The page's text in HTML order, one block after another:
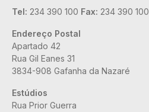
Tel: 234 390 100 Fax: 234 390 100
Endereço Postal
Apartado 42
Rua Gil Eanes 31
3834-908 Gafanha da Nazaré
Estúdios
Rua Prior Guerra